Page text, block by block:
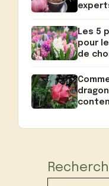
Les 5
pour
de